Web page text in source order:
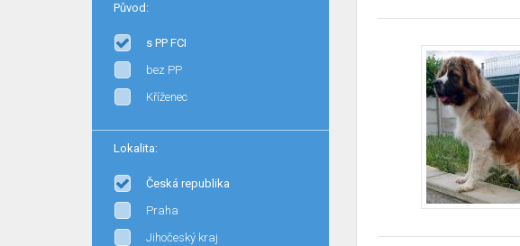
Původ:
s PP FCI
bez PP
Kříženec
Lokalita:
Česká republika
Praha
Jihočeský kraj